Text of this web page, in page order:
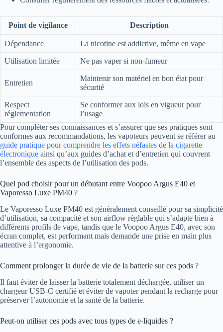
Point de vigilance Description
Dépendance La nicotine est addictive, même en vape
Utilisation limitée Ne pas vaper si non-fumeur
Entretien
Maintenir son matériel en bon état pour
sécurité
Respect
réglementation
Se conformer aux lois en vigueur pour
l’usage
Pour compléter ses connaissances et s’assurer que ses pratiques sont
conformes aux recommandations, les vapoteurs peuvent se référer au
guide pratique pour comprendre les effets néfastes de la cigarette
électronique ainsi qu’aux guides d’achat et d’entretien qui couvrent
l’ensemble des aspects de l’utilisation des pods.
Quel pod choisir pour un débutant entre Voopoo Argus E40 et
Vaporesso Luxe PM40 ?
Le Vaporesso Luxe PM40 est généralement conseillé pour sa simplicité
d’utilisation, sa compacité et son airflow réglable qui s’adapte bien à
différents profils de vape, tandis que le Voopoo Argus E40, avec son
écran complet, est performant mais demande une prise en main plus
attentive à l’ergonomie.
Comment prolonger la durée de vie de la batterie sur ces pods ?
Il faut éviter de laisser la batterie totalement déchargée, utiliser un
chargeur USB-C certifié et éviter de vapoter pendant la recharge pour
préserver l’autonomie et la santé de la batterie.
Peut-on utiliser ces pods avec tous types de e-liquides ?